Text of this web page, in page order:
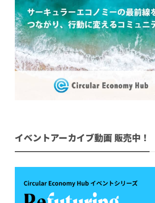
イベントアーカイブ動画 販売中！